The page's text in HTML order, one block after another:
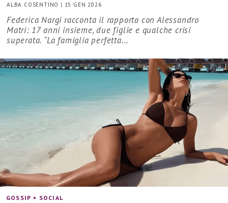
ALBA COSENTINO | 15 GEN 2026
Federica Nargi racconta il rapporto con Alessandro
Matri: 17 anni insieme, due figlie e qualche crisi
superata. “La famiglia perfetta...
GOSSIP • SOCIAL